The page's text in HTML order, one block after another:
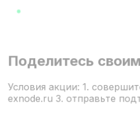
Поделитесь
Условия акции: 1.
exnode.ru 3. отправьте